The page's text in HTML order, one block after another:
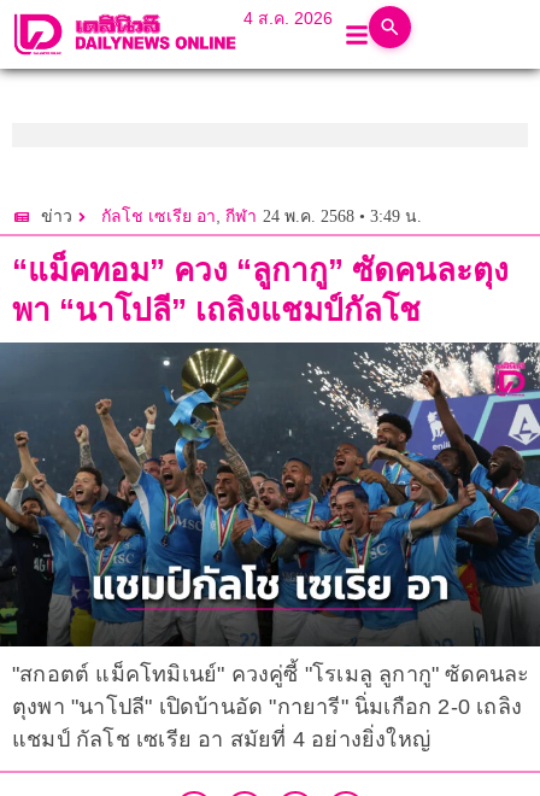
4 ส.ค. 2026
ข่าว กัลโช เซเรีย อา, กีฬา 24 พ.ค. 2568 • 3:49 น.
“แม็คทอม” ควง “ลูกากู” ซัดคนละตุง
พา “นาโปลี” เถลิงแชมป์กัลโช
"สกอตต์ แม็คโทมิเนย์" ควงคู่ซี้ "โรเมลู ลูกากู" ซัดคนละ
ตุงพา "นาโปลี" เปิดบ้านอัด "กายารี" นิ่มเกือก 2-0 เถลิง
แชมป์ กัลโช เซเรีย อา สมัยที่ 4 อย่างยิ่งใหญ่